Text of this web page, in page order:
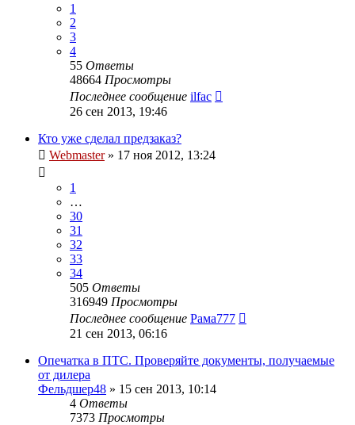
1
2
3
4
55 Ответы
48664 Просмотры
Последнее сообщение ilfac
26 сен 2013, 19:46
Кто уже сделал предзаказ?
Webmaster» 17 ноя 2012, 13:24
1
…
30
31
32
33
34
505 Ответы
316949 Просмотры
Последнее сообщение Рама777
21 сен 2013, 06:16
Опечатка в ПТС. Проверяйте документы, получаемые
от дилера
Фельдшер48 » 15 сен 2013, 10:14
4 Ответы
7373 Просмотры